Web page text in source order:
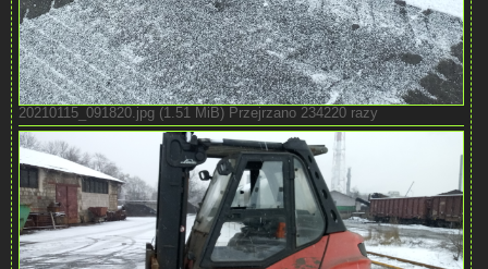
20210115_091820.jpg (1.51 MiB) Przejrzano 234220 razy